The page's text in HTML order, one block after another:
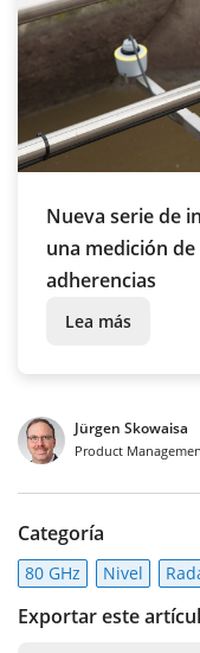
Nueva serie de
una medición
adherencias
Lea más
Jürgen Skowaisa
Product
Categoría
80 GHz Nivel
Exportar este